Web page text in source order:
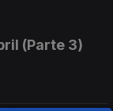
(Parte 3)